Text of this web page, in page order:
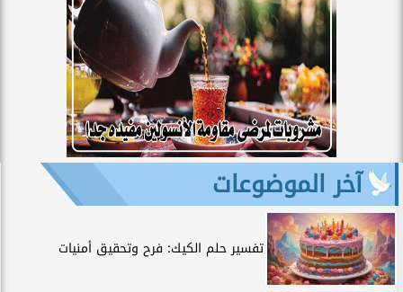
آخر الموضوعات
تفسير حلم الكيك: فرح وتحقيق أمنيات